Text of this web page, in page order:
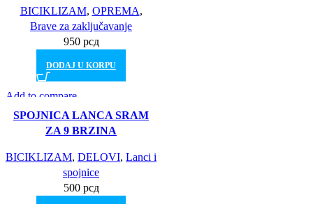
BICIKLIZAM, OPREMA,
Brave za zaključavanje
950 рсд
DODAJ U KORPU
Add to compare
Brz pogled
Dodajte želje
SPOJNICA LANCA SRAM
ZA 9 BRZINA
BICIKLIZAM, DELOVI, Lanci i
spojnice
500 рсд